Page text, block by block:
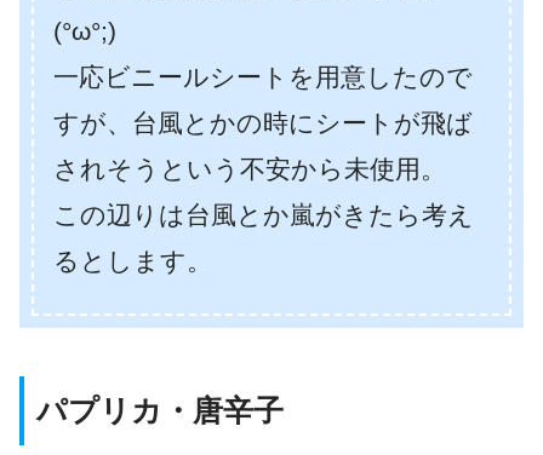
(°ω°;)
一応ビニールシートを用意したので
すが、台風とかの時にシートが飛ば
されそうという不安から未使用。
この辺りは台風とか嵐がきたら考え
るとします。
パプリカ・唐辛子